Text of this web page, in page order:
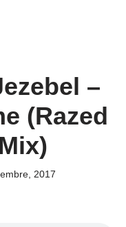
–
(Razed
2017